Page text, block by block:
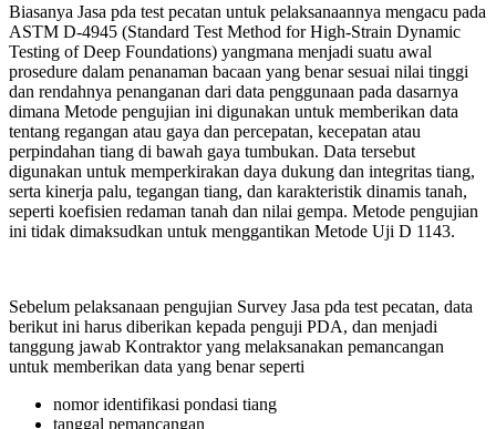
Biasanya Jasa pda test pecatan untuk pelaksanaannya mengacu pada
ASTM D-4945 (Standard Test Method for High-Strain Dynamic
Testing of Deep Foundations) yangmana menjadi suatu awal
prosedure dalam penanaman bacaan yang benar sesuai nilai tinggi
dan rendahnya penanganan dari data penggunaan pada dasarnya
dimana Metode pengujian ini digunakan untuk memberikan data
tentang regangan atau gaya dan percepatan, kecepatan atau
perpindahan tiang di bawah gaya tumbukan. Data tersebut
digunakan untuk memperkirakan daya dukung dan integritas tiang,
serta kinerja palu, tegangan tiang, dan karakteristik dinamis tanah,
seperti koefisien redaman tanah dan nilai gempa. Metode pengujian
ini tidak dimaksudkan untuk menggantikan Metode Uji D 1143.
Sebelum pelaksanaan pengujian Survey Jasa pda test pecatan, data
berikut ini harus diberikan kepada penguji PDA, dan menjadi
tanggung jawab Kontraktor yang melaksanakan pemancangan
untuk memberikan data yang benar seperti
nomor identifikasi pondasi tiang
tanggal pemancangan